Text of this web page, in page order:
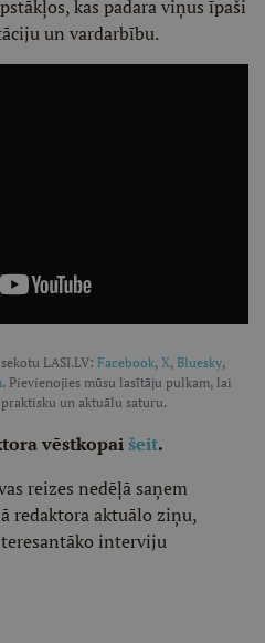
kas padara viņus īpaši
un vardarbību.
LASI.LV: Facebook, X, Bluesky,
. Pievienojies mūsu lasītāju pulkam, lai
un aktuālu saturu.
vēstkopaišeit.
reizes nedēļā saņem
redaktora aktuālo ziņu,
interviju